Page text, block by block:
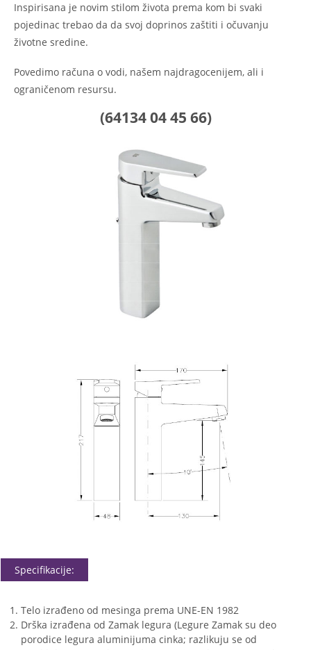
Inspirisana je novim stilom života prema kom bi svaki
pojedinac trebao da da svoj doprinos zaštiti i očuvanju
životne sredine.
Povedimo računa o vodi, našem najdragocenijem, ali i
ograničenom resursu.
(64134 04 45 66)
Specifikacije:
Telo izrađeno od mesinga prema UNE-EN 1982
Drška izrađena od Zamak legura (Legure Zamak su deo
porodice legura aluminijuma cinka; razlikuju se od